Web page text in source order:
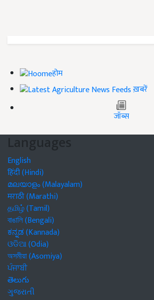
होम
ख़बरें
जॉब्स
Languages
English
हिंदी (Hindi)
മലയാളം (Malayalam)
मराठी (Marathi)
தமிழ் (Tamil)
বাঙালি (Bengali)
ಕನ್ನಡ (Kannada)
ଓଡିଆ (Odia)
অসমীয়া (Asomiya)
ਪੰਜਾਬੀ
తెలుగు
ગુજરાતી